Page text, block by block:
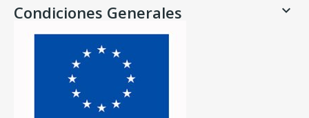
Condiciones Generales 